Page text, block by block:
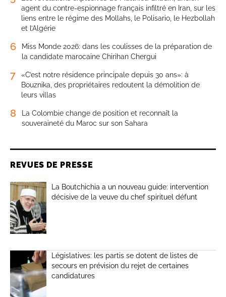
agent du contre-espionnage français infiltré en Iran, sur les
liens entre le régime des Mollahs, le Polisario, le Hezbollah
et l’Algérie
6
Miss Monde 2026: dans les coulisses de la préparation de
la candidate marocaine Chirihan Chergui
7
«C’est notre résidence principale depuis 30 ans»: à
Bouznika, des propriétaires redoutent la démolition de
leurs villas
8
La Colombie change de position et reconnaît la
souveraineté du Maroc sur son Sahara
REVUES DE PRESSE
La Boutchichia a un nouveau guide: intervention
décisive de la veuve du chef spirituel défunt
Législatives: les partis se dotent de listes de
secours en prévision du rejet de certaines
candidatures